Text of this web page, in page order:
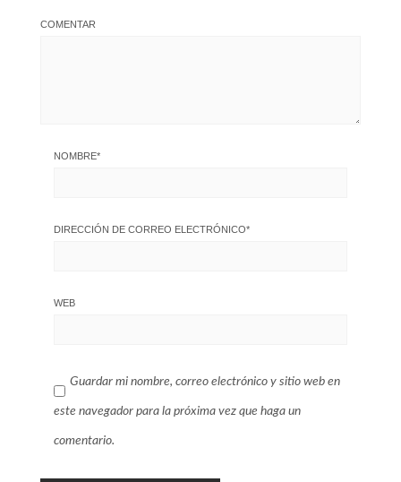
COMENTAR
NOMBRE*
DIRECCIÓN DE CORREO ELECTRÓNICO*
WEB
Guardar mi nombre, correo electrónico y sitio web en
este navegador para la próxima vez que haga un
comentario.